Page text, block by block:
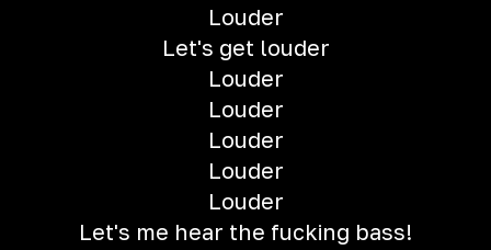
Louder
Let's get louder
Louder
Louder
Louder
Louder
Louder
Let's me hear the fucking bass!